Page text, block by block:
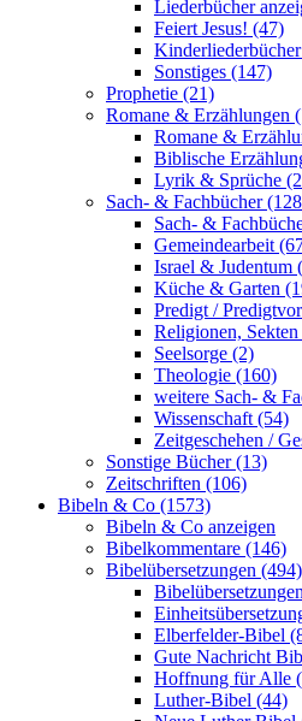
Liederbücher
Feiert Jesus! (47)
Sonstiges (147)
Prophetie (21)
Romane & Erzählungen
Romane &
Biblische
Lyrik & Sprüche
Sach- & Fachbücher
Sach- &
Gemeindearbeit
Israel & Judentum
Küche & Garten
Predigt /
Religionen,
Seelsorge (2)
Theologie (160)
weitere Sach- &
Wissenschaft (54)
Zeitgeschehen /
Sonstige Bücher (13)
Zeitschriften (106)
Bibeln & Co (1573)
Bibeln & Co anzeigen
Bibelkommentare (146)
Bibelübersetzungen (494)
Elberfelder-Bibel
Gute Nachricht
Hoffnung für Alle
Luther-Bibel (44)